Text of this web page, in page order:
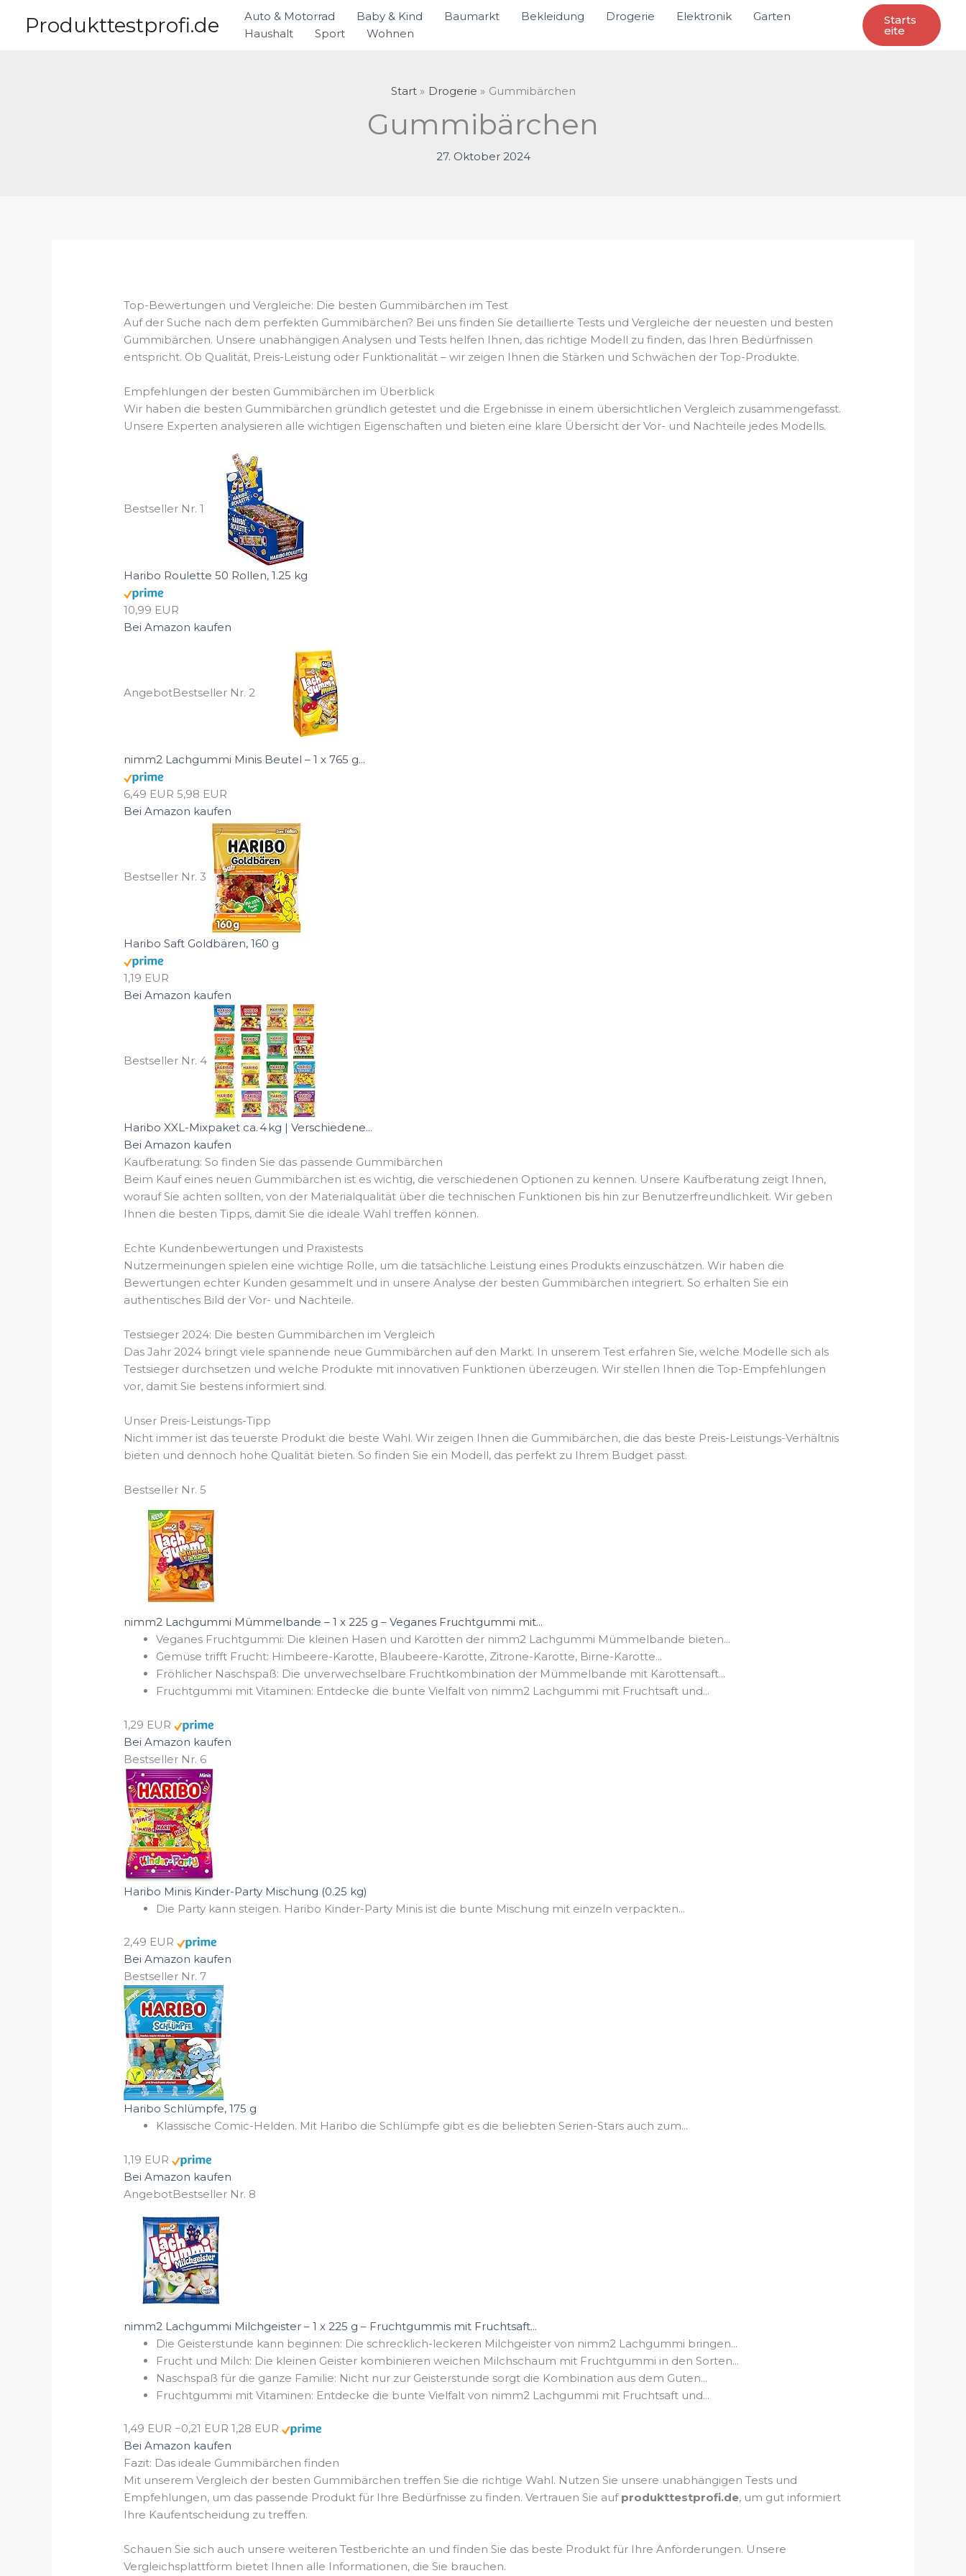
InhaltProdukttestprofi.de Auto & Motorrad Baby & Kind Baumarkt Bekleidung Drogerie Elektronik
Garten
Haushalt
Sport Wohnen
Starts
Eite
Start Drogerie Gummibärchen
Gummibärchen
27. Oktober 2024
Top-Bewertungen und Vergleiche: Die besten Gummibärchen im Test
Auf der Suche nach dem perfekten Gummibärchen? Bei uns finden Sie detaillierte Tests und Vergleiche der neuesten und besten
Gummibärchen. Unsere unabhängigen Analysen und Tests helfen Ihnen, das richtige Modell zu finden, das Ihren Bedürfnissen
entspricht. Ob Qualität, Preis-Leistung oder Funktionalität – wir zeigen Ihnen die Stärken und Schwächen der Top-Produkte.
Empfehlungen der besten Gummibärchen im Überblick
Wir haben die besten Gummibärchen gründlich getestet und die Ergebnisse in einem übersichtlichen Vergleich zusammengefasst.
Unsere Experten analysieren alle wichtigen Eigenschaften und bieten eine klare Übersicht der Vor- und Nachteile jedes Modells.
Bestseller Nr. 1
Haribo Roulette 50 Rollen, 1.25 kg
10,99 EUR
Bei Amazon kaufen
AngebotBestseller Nr. 2
nimm2 Lachgummi Minis Beutel – 1 x 765 g...
6,49 EUR 5,98 EUR
Bei Amazon kaufen
Bestseller Nr. 3
Haribo Saft Goldbären, 160 g
1,19 EUR
Bei Amazon kaufen
Bestseller Nr. 4
Haribo XXL-Mixpaket ca. 4 kg | Verschiedene...
Bei Amazon kaufen
Kaufberatung: So finden Sie das passende Gummibärchen
Beim Kauf eines neuen Gummibärchen ist es wichtig, die verschiedenen Optionen zu kennen. Unsere Kaufberatung zeigt Ihnen,
worauf Sie achten sollten, von der Materialqualität über die technischen Funktionen bis hin zur Benutzerfreundlichkeit. Wir geben
Ihnen die besten Tipps, damit Sie die ideale Wahl treffen können.
Echte Kundenbewertungen und Praxistests
Nutzermeinungen spielen eine wichtige Rolle, um die tatsächliche Leistung eines Produkts einzuschätzen. Wir haben die
Bewertungen echter Kunden gesammelt und in unsere Analyse der besten Gummibärchen integriert. So erhalten Sie ein
authentisches Bild der Vor- und Nachteile.
Testsieger 2024: Die besten Gummibärchen im Vergleich
Das Jahr 2024 bringt viele spannende neue Gummibärchen auf den Markt. In unserem Test erfahren Sie, welche Modelle sich als
Testsieger durchsetzen und welche Produkte mit innovativen Funktionen überzeugen. Wir stellen Ihnen die Top-Empfehlungen
vor, damit Sie bestens informiert sind.
Unser Preis-Leistungs-Tipp
Nicht immer ist das teuerste Produkt die beste Wahl. Wir zeigen Ihnen die Gummibärchen, die das beste Preis-Leistungs-Verhältnis
bieten und dennoch hohe Qualität bieten. So finden Sie ein Modell, das perfekt zu Ihrem Budget passt.
Bestseller Nr. 5
nimm2 Lachgummi Mümmelbande – 1 x 225 g – Veganes Fruchtgummi mit...
Veganes Fruchtgummi: Die kleinen Hasen und Karotten der nimm2 Lachgummi Mümmelbande bieten...
Gemüse trifft Frucht: Himbeere-Karotte, Blaubeere-Karotte, Zitrone-Karotte, Birne-Karotte...
Fröhlicher Naschspaß: Die unverwechselbare Fruchtkombination der Mümmelbande mit Karottensaft...
Fruchtgummi mit Vitaminen: Entdecke die bunte Vielfalt von nimm2 Lachgummi mit Fruchtsaft und...
1,29 EUR
Bei Amazon kaufen
Bestseller Nr. 6
Haribo Minis Kinder-Party Mischung (0.25 kg)
Die Party kann steigen. Haribo Kinder-Party Minis ist die bunte Mischung mit einzeln verpackten...
2,49 EUR
Bei Amazon kaufen
Bestseller Nr. 7
Haribo Schlümpfe, 175 g
Klassische Comic-Helden. Mit Haribo die Schlümpfe gibt es die beliebten Serien-Stars auch zum...
1,19 EUR
Bei Amazon kaufen
AngebotBestseller Nr. 8
nimm2 Lachgummi Milchgeister – 1 x 225 g – Fruchtgummis mit Fruchtsaft...
Die Geisterstunde kann beginnen: Die schrecklich-leckeren Milchgeister von nimm2 Lachgummi bringen...
Frucht und Milch: Die kleinen Geister kombinieren weichen Milchschaum mit Fruchtgummi in den Sorten...
Naschspaß für die ganze Familie: Nicht nur zur Geisterstunde sorgt die Kombination aus dem Guten...
Fruchtgummi mit Vitaminen: Entdecke die bunte Vielfalt von nimm2 Lachgummi mit Fruchtsaft und...
1,49 EUR −0,21 EUR 1,28 EUR
Bei Amazon kaufen
Fazit: Das ideale Gummibärchen finden
Mit unserem Vergleich der besten Gummibärchen treffen Sie die richtige Wahl. Nutzen Sie unsere unabhängigen Tests und
Empfehlungen, um das passende Produkt für Ihre Bedürfnisse zu finden. Vertrauen Sie auf produkttestprofi.de, um gut informiert
Ihre Kaufentscheidung zu treffen.
Schauen Sie sich auch unsere weiteren Testberichte an und finden Sie das beste Produkt für Ihre Anforderungen. Unsere
Vergleichsplattform bietet Ihnen alle Informationen, die Sie brauchen.